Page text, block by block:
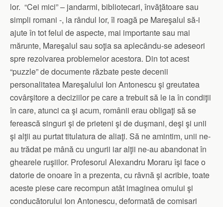
lor. “Cei mici” – jandarmi, bibliotecari, învăţătoare sau
simpli romani -, la rândul lor, îl roagă pe Mareşalul să-i
ajute în tot felul de aspecte, mai importante sau mai
mărunte, Mareşalul sau soţia sa aplecându-se adeseori
spre rezolvarea problemelor acestora. Din tot acest
“puzzle” de documente răzbate peste decenii
personalitatea Mareşalului Ion Antonescu şi greutatea
covârşitore a deciziilor pe care a trebuit să le ia în condiţii
în care, atunci ca şi acum, românii erau obligaţi să se
ferească singuri şi de prieteni şi de duşmani, deşi şi unii
şi alţii au purtat titulatura de aliaţi. Să ne amintim, unii ne-
au trădat pe mână cu ungurii iar alţii ne-au abandonat în
ghearele ruşiilor. Profesorul Alexandru Moraru îşi face o
datorie de onoare în a prezenta, cu râvnă şi acribie, toate
aceste piese care recompun atât imaginea omului şi
conducătorului Ion Antonescu, deformată de comisari